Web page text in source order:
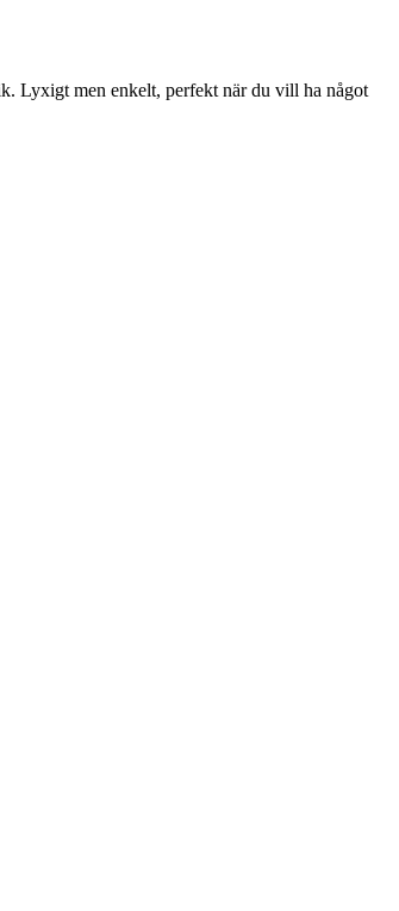
Lyxigt men enkelt, perfekt när du vill ha något